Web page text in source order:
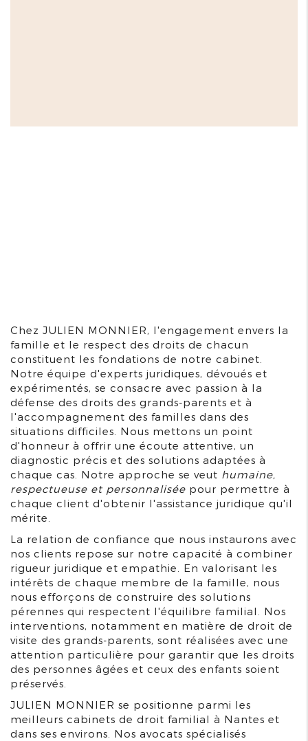
Chez JULIEN MONNIER, l'engagement envers la
famille et le respect des droits de chacun
constituent les fondations de notre cabinet.
Notre équipe d'experts juridiques, dévoués et
expérimentés, se consacre avec passion à la
défense des droits des grands-parents et à
l'accompagnement des familles dans des
situations difficiles. Nous mettons un point
d'honneur à offrir une écoute attentive, un
diagnostic précis et des solutions adaptées à
chaque cas. Notre approche se veut humaine,
respectueuse et personnalisée pour permettre à
chaque client d'obtenir l'assistance juridique qu'il
mérite.
La relation de confiance que nous instaurons avec
nos clients repose sur notre capacité à combiner
rigueur juridique et empathie. En valorisant les
intérêts de chaque membre de la famille, nous
nous efforçons de construire des solutions
pérennes qui respectent l'équilibre familial. Nos
interventions, notamment en matière de droit de
visite des grands-parents, sont réalisées avec une
attention particulière pour garantir que les droits
des personnes âgées et ceux des enfants soient
préservés.
JULIEN MONNIER se positionne parmi les
meilleurs cabinets de droit familial à Nantes et
dans ses environs. Nos avocats spécialisés